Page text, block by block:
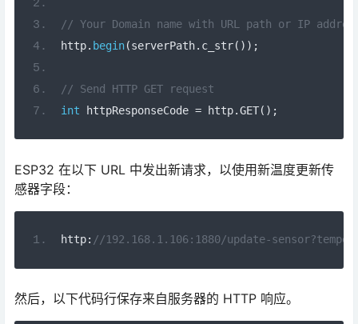
// Your Domain name with URL path or IP
http. begin(serverPath. c_str());
// Send HTTP GET request
int httpResponseCode = http.GET();
ESP32 在以下 URL 中发出新请求，以使用新温度更新传
感器字段：
http: //192.168.1.106:1880/update-
然后，以下代码行保存来自服务器的 HTTP 响应。